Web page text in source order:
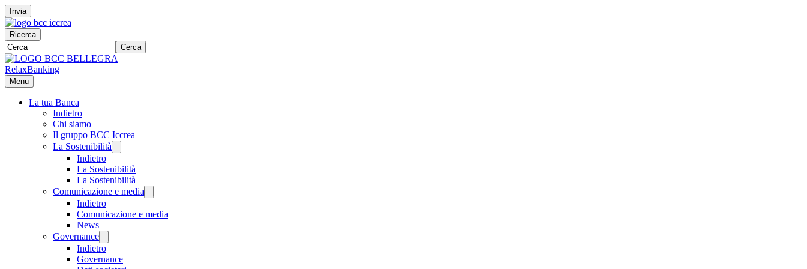
Invia
Ricerca
Cerca
RelaxBanking
Menu
La tua Banca
Indietro
Chi siamo
Il gruppo BCC Iccrea
La Sostenibilità
Indietro
La Sostenibilità
La Sostenibilità
Comunicazione e media
Indietro
Comunicazione e media
News
Governance
Indietro
Governance